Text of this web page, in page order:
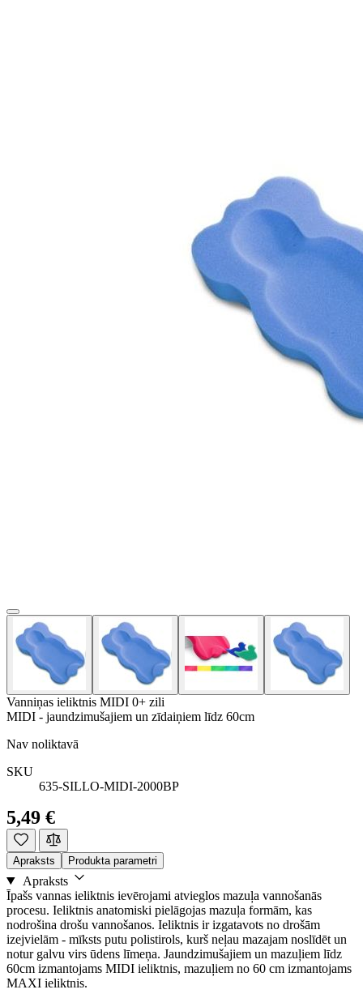
Vanniņas ieliktnis MIDI 0+ zili
MIDI - jaundzimušajiem un zīdaiņiem līdz 60cm
Nav noliktavā
SKU
635-SILLO-MIDI-2000BP
5,49 €
Apraksts Produkta parametri
Apraksts
Īpašs vannas ieliktnis ievērojami atvieglos mazuļa vannošanās
procesu. Ieliktnis anatomiski pielāgojas mazuļa formām, kas
nodrošina drošu vannošanos. Ieliktnis ir izgatavots no drošām
izejvielām - mīksts putu polistirols, kurš neļau mazajam noslīdēt un
notur galvu virs ūdens līmeņa. Jaundzimušajiem un mazuļiem līdz
60cm izmantojams MIDI ieliktnis, mazuļiem no 60 cm izmantojams
MAXI ieliktnis.